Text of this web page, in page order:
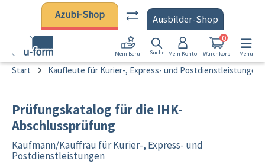
Zum Hauptinhalt springen
Azubi-Shop Ausbilder-Shop
Mein Beruf Suche Mein Konto Warenkorb
0
Menü
Start Kaufleute für Kurier-, Express- und Postdienstleistungen
Prüfungskatalog für die IHK-
Abschlussprüfung
Kaufmann/Kauffrau für Kurier-, Express- und
Postdienstleistungen